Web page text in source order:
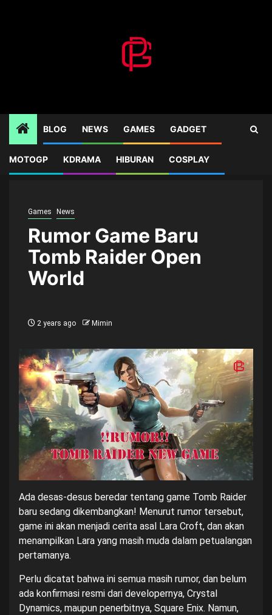
BLOG NEWS GAMES GADGET
MOTOGP KDRAMA HIBURAN COSPLAY
Home Games Rumor Game Baru Tomb Raider Open World
Games News
Rumor Game Baru
Tomb Raider Open
World
2 years ago Mimin
Ada desas-desus beredar tentang game Tomb Raider
baru sedang dikembangkan! Menurut rumor tersebut,
game ini akan menjadi cerita asal Lara Croft, dan akan
menampilkan Lara yang masih muda dalam petualangan
pertamanya.
Perlu dicatat bahwa ini semua masih rumor, dan belum
ada konfirmasi resmi dari developernya, Crystal
Dynamics, maupun penerbitnya, Square Enix. Namun,